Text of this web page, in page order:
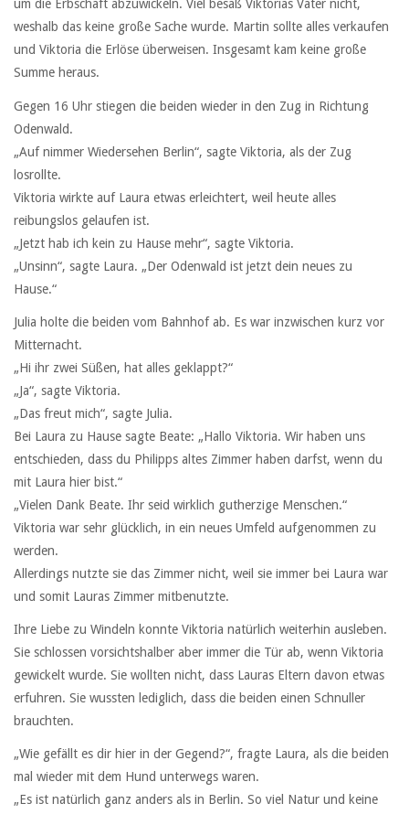
um die Erbschaft abzuwickeln. Viel besaß Viktorias Vater nicht,
weshalb das keine große Sache wurde. Martin sollte alles verkaufen
und Viktoria die Erlöse überweisen. Insgesamt kam keine große
Summe heraus.
Gegen 16 Uhr stiegen die beiden wieder in den Zug in Richtung
Odenwald.
„Auf nimmer Wiedersehen Berlin“, sagte Viktoria, als der Zug
losrollte.
Viktoria wirkte auf Laura etwas erleichtert, weil heute alles
reibungslos gelaufen ist.
„Jetzt hab ich kein zu Hause mehr“, sagte Viktoria.
„Unsinn“, sagte Laura. „Der Odenwald ist jetzt dein neues zu
Hause.“
Julia holte die beiden vom Bahnhof ab. Es war inzwischen kurz vor
Mitternacht.
„Hi ihr zwei Süßen, hat alles geklappt?“
„Ja“, sagte Viktoria.
„Das freut mich“, sagte Julia.
Bei Laura zu Hause sagte Beate: „Hallo Viktoria. Wir haben uns
entschieden, dass du Philipps altes Zimmer haben darfst, wenn du
mit Laura hier bist.“
„Vielen Dank Beate. Ihr seid wirklich gutherzige Menschen.“
Viktoria war sehr glücklich, in ein neues Umfeld aufgenommen zu
werden.
Allerdings nutzte sie das Zimmer nicht, weil sie immer bei Laura war
und somit Lauras Zimmer mitbenutzte.
Ihre Liebe zu Windeln konnte Viktoria natürlich weiterhin ausleben.
Sie schlossen vorsichtshalber aber immer die Tür ab, wenn Viktoria
gewickelt wurde. Sie wollten nicht, dass Lauras Eltern davon etwas
erfuhren. Sie wussten lediglich, dass die beiden einen Schnuller
brauchten.
„Wie gefällt es dir hier in der Gegend?“, fragte Laura, als die beiden
mal wieder mit dem Hund unterwegs waren.
„Es ist natürlich ganz anders als in Berlin. So viel Natur und keine